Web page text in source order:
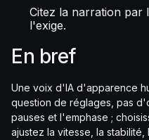
Citez la narration par
l'exige.
En bref
Une voix d'IA d'apparence
question de réglages, pas
pauses et l'emphase ;
ajustez la vitesse, la